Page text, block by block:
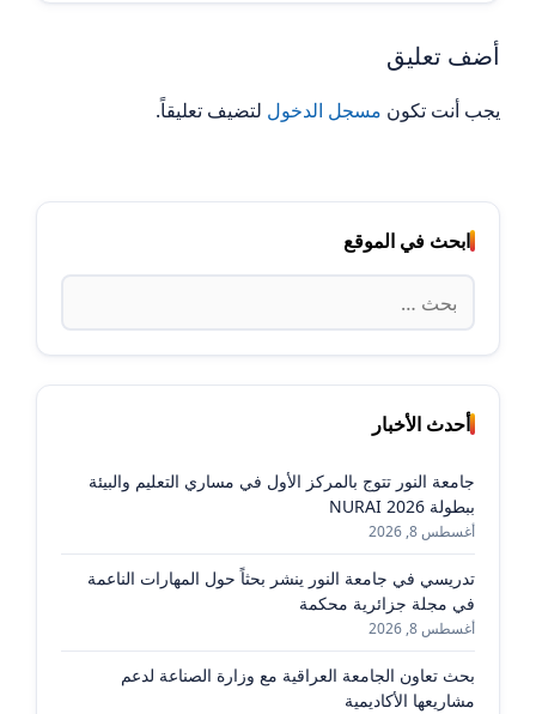
أضف تعليق
يجب أنت تكون مسجل الدخول لتضيف تعليقاً.
ابحث في الموقع
البحث
عن:
أحدث الأخبار
جامعة النور تتوج بالمركز الأول في مساري التعليم والبيئة
ببطولة NURAI 2026
أغسطس 8, 2026
تدريسي في جامعة النور ينشر بحثاً حول المهارات الناعمة
في مجلة جزائرية محكمة
أغسطس 8, 2026
بحث تعاون الجامعة العراقية مع وزارة الصناعة لدعم
مشاريعها الأكاديمية